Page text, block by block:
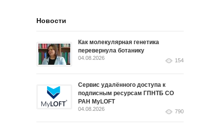
Новости
Как молекулярная генетика
перевернула ботанику
04.08.2026 154
Сервис удалённого доступа к
подписным ресурсам ГПНТБ СО
РАН MyLOFT
04.08.2026 790